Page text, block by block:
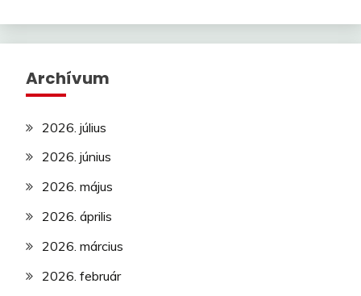
Archívum
2026. július
2026. június
2026. május
2026. április
2026. március
2026. február